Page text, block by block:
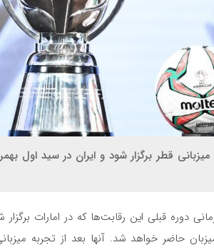
قرار است به میزبانی قطر برگزار شود و ایران در سید
دوره قبلی این رقابت‌ها که در امارات
حاضر خواهد شد. آنها بعد از تجربه